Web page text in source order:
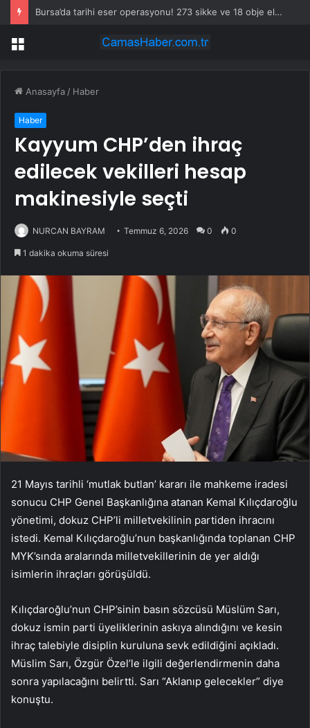
Bursa’da tarihi eser operasyonu! 273 sikke ve 18 obje ele geçirildi
Menü
Anasayfa / Haber
Haber
Kayyum CHP’den ihraç
edilecek vekilleri hesap
makinesiyle seçti
NURCAN BAYRAM Temmuz 6, 2026 0 0
1 dakika okuma süresi
21 Mayıs tarihli ‘mutlak butlan’ kararı ile mahkeme iradesi
sonucu CHP Genel Başkanlığına atanan Kemal Kılıçdaroğlu
yönetimi, dokuz CHP’li milletvekilinin partiden ihracını
istedi. Kemal Kılıçdaroğlu’nun başkanlığında toplanan CHP
MYK’sında aralarında milletvekillerinin de yer aldığı
isimlerin ihraçları görüşüldü.
Kılıçdaroğlu’nun CHP’sinin basın sözcüsü Müslüm Sarı,
dokuz ismin parti üyeliklerinin askıya alındığını ve kesin
ihraç talebiyle disiplin kuruluna sevk edildiğini açıkladı.
Müslim Sarı, Özgür Özel’le ilgili değerlendirmenin daha
sonra yapılacağını belirtti. Sarı “Aklanıp gelecekler” diye
konuştu.